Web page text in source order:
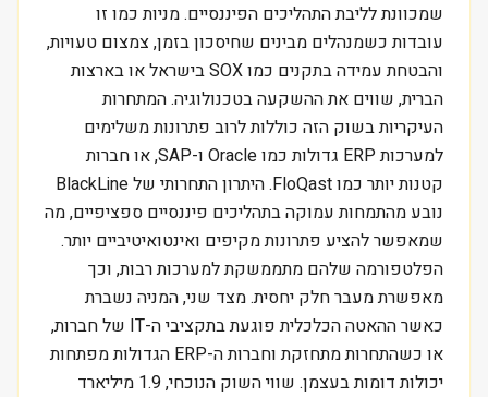
שמכוונת לליבת התהליכים הפיננסיים. מניות כמו זו
עובדות כשמנהלים מבינים שחיסכון בזמן, צמצום טעויות,
והבטחת עמידה בתקנים כמו SOX בישראל או בארצות
הברית, שווים את ההשקעה בטכנולוגיה. המתחרות
העיקריות בשוק הזה כוללות לרוב פתרונות משלימים
למערכות ERP גדולות כמו Oracle ו-SAP, או חברות
קטנות יותר כמו FloQast. היתרון התחרותי של BlackLine
נובע מהתמחות עמוקה בתהליכים פיננסיים ספציפיים, מה
שמאפשר להציע פתרונות מקיפים ואינטואיטיביים יותר.
הפלטפורמה שלהם מתממשקת למערכות רבות, וכך
מאפשרת מעבר חלק יחסית. מצד שני, המניה נשברת
כאשר ההאטה הכלכלית פוגעת בתקציבי ה-IT של חברות,
או כשהתחרות מתחזקת וחברות ה-ERP הגדולות מפתחות
יכולות דומות בעצמן. שווי השוק הנוכחי, 1.9 מיליארד